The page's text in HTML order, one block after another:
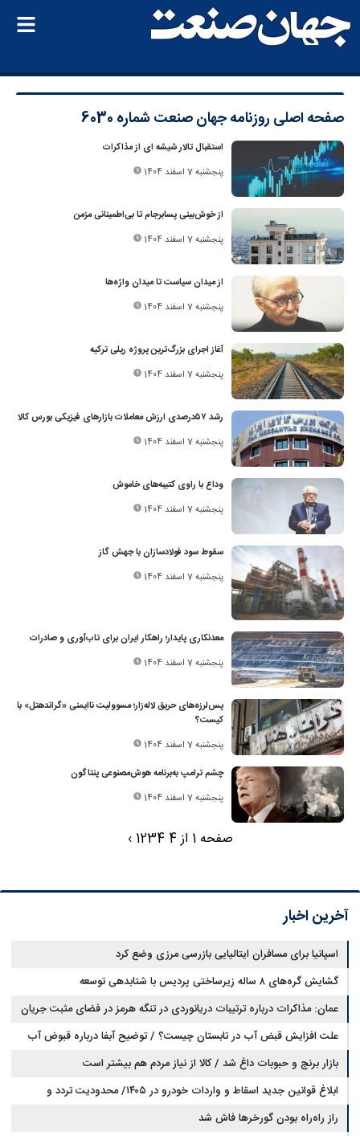
صفحه اصلی روزنامه جهان صنعت شماره 6030
استقبال تالار شیشه ای از مذاکرات
پنجشنبه 7 اسفند 1404
از خوش‌بینی پسابرجام تا بی‌اطمینانی مزمن
پنجشنبه 7 اسفند 1404
از میدان سیاست تا میدان واژه‌ها
پنجشنبه 7 اسفند 1404
آغاز اجرای بزرگ‌ترین پروژه ریلی ترکیه
پنجشنبه 7 اسفند 1404
رشد ۵۷‌درصدی ارزش معاملات بازارهای فیزیکی بورس کالا
پنجشنبه 7 اسفند 1404
وداع با راوی کتیبه‌های خاموش
پنجشنبه 7 اسفند 1404
سقوط سود فولادسازان با جهش گاز
پنجشنبه 7 اسفند 1404
معدنکاری پایدار؛ راهکار ایران برای تاب‌آوری و صادرات
پنجشنبه 7 اسفند 1404
پس‌لرزه‌های حریق لاله‌زار؛ مسوولیت ناایمنی «گراندهتل» با
کیست؟
پنجشنبه 7 اسفند 1404
چشم ترامپ به‌برنامه هوش‌مصنوعی پنتاگون
پنجشنبه 7 اسفند 1404
صفحه 1 از 4 1234
›
آخرین اخبار
اسپانیا برای مسافران ایتالیایی بازرسی مرزی وضع کرد
گشایش گره‌های ۸ ساله زیرساختی پردیس با شتابدهی توسعه
عمان: مذاکرات درباره ترتیبات دریانوردی در تنگه هرمز در فضای مثبت جریان
دارد
علت افزایش قبض آب در تابستان چیست؟ / توضیح آبفا درباره قبوض آب
بازار برنج و حبوبات داغ شد / کالا از نیاز مردم هم بیشتر است
ابلاغ قوانین جدید اسقاط و واردات خودرو در ۱۴۰۵/ محدودیت تردد و
سوخت‌رسانی به فرسوده‌ها
راز راه‌راه بودن گورخرها فاش شد